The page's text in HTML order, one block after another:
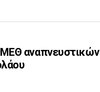
ΜΕΘ αναπνευστικών